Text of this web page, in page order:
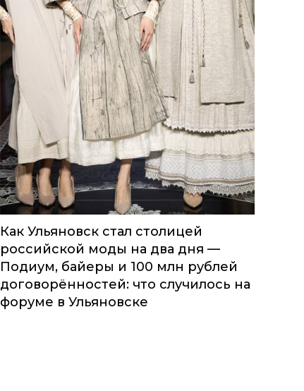
Как Ульяновск стал столицей
российской моды на два дня —
Подиум, байеры и 100 млн рублей
договорённостей: что случилось на
форуме в Ульяновске